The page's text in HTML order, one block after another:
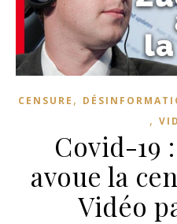
CENSURE ,
,
Covid-19
avoue la
Vidéo